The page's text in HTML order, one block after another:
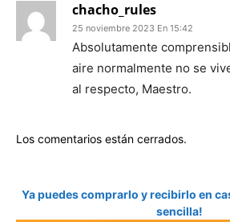
chacho_rules
25 noviembre 2023 En 15:42
Absolutamente
aire normalmente no se
al respecto, Maestro.
Los comentarios están cerrados.
Ya puedes comprarlo y recibirlo en
sencilla!